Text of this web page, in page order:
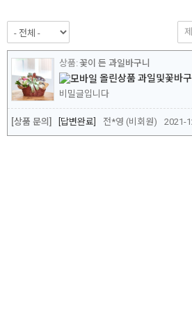
답변완료
[상품 문의]
꽃이 든 과일바구니
올린상품 과일및꽃바
비밀글입니다
전*영 (비회원) 2021-